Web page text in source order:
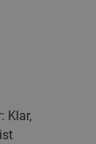
Klar,